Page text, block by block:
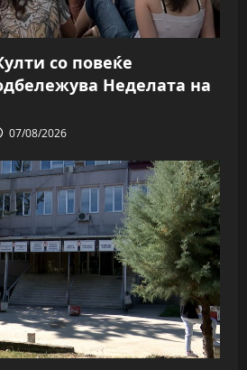
со повеќе
Неделата на
07/08/2026